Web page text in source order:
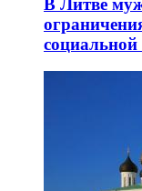
социальной